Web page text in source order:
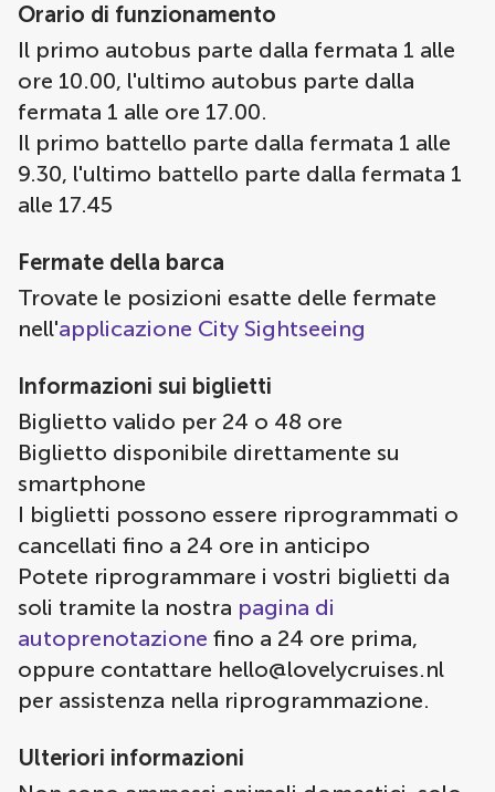
Orario di funzionamento
Il primo autobus parte dalla fermata 1 alle
ore 10.00, l'ultimo autobus parte dalla
fermata 1 alle ore 17.00.
Il primo battello parte dalla fermata 1 alle
9.30, l'ultimo battello parte dalla fermata 1
alle 17.45
Fermate della barca
Trovate le posizioni esatte delle fermate
nell'applicazione City Sightseeing
Informazioni sui biglietti
Biglietto valido per 24 o 48 ore
Biglietto disponibile direttamente su
smartphone
I biglietti possono essere riprogrammati o
cancellati fino a 24 ore in anticipo
Potete riprogrammare i vostri biglietti da
soli tramite la nostra pagina di
autoprenotazione fino a 24 ore prima,
oppure contattare hello@lovelycruises.nl
per assistenza nella riprogrammazione.
Ulteriori informazioni